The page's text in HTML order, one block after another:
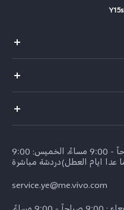
Y15s
(السبت - الأربعاء : 9:00 صباحاً - 9:00 مساءً، الخميس: 9:00
service.ye@me.vivo.com